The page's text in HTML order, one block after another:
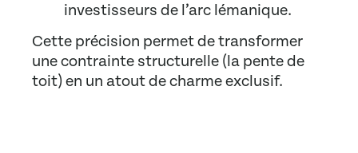
investisseurs de l’arc lémanique.
Cette précision permet de transformer
une contrainte structurelle (la pente de
toit) en un atout de charme exclusif.